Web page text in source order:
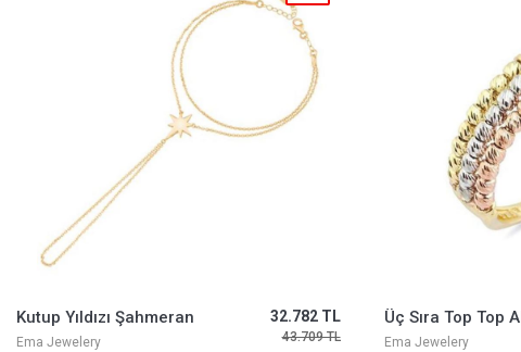
Ema Jewelery
22.319 TL
29.759 TL
İ Harf Altın Kolye
Ema Jewelery